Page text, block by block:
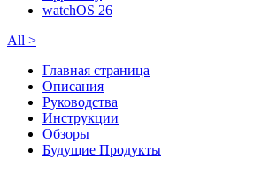
watchOS 26
All >
Главная страница
Описания
Руководства
Инструкции
Обзоры
Будущие Продукты